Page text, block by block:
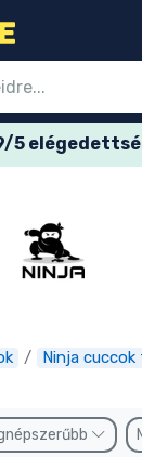
5
Ninja cuccok